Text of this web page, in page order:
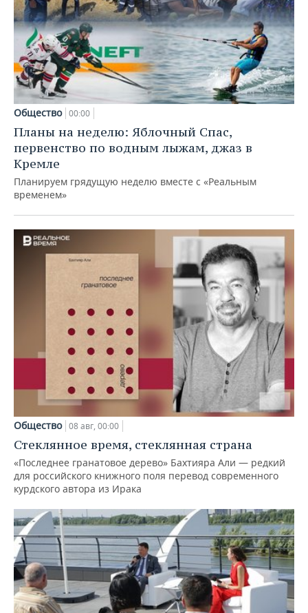
Общество 00:00
Планы на неделю: Яблочный Спас,
первенство по водным лыжам, джаз в
Кремле
Планируем грядущую неделю вместе с «Реальным
временем»
Общество 08 авг, 00:00
Стеклянное время, стеклянная страна
«Последнее гранатовое дерево» Бахтияра Али — редкий
для российского книжного поля перевод современного
курдского автора из Ирака